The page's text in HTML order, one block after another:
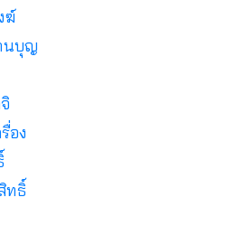
ฆ์
นบุญ
อง
ทธิ์